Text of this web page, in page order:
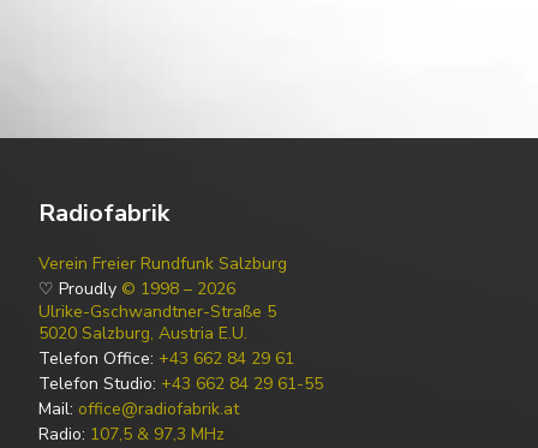
Radiofabrik
Verein Freier Rundfunk Salzburg
♡ Proudly © 1998 – 2026
Ulrike-Gschwandtner-Straße 5
5020 Salzburg, Austria E.U.
Telefon Office: +43 662 84 29 61
Telefon Studio: +43 662 84 29 61-55
Mail: office@radiofabrik.at
Radio: 107,5 & 97,3 MHz